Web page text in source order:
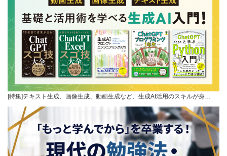
[特集]テキスト生成、画像生成、動画生成など、生成AI活用のスキルが身…